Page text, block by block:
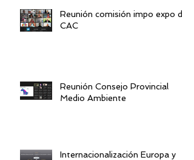
Reunión comisión impo expo de
CAC
Reunión Consejo Provincial
Medio Ambiente
Internacionalización Europa y